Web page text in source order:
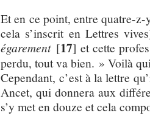
Et en ce point, entre quatre-
cela s’inscrit en Lettres
égarement[17] et cette
perdu, tout va bien. » Voilà
Cependant, c’est à la lettre
Ancet, qui donnera aux
s’y met en douze et cela